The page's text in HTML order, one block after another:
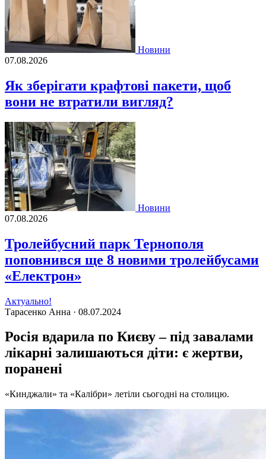
Новини
07.08.2026
Як зберігати крафтові пакети, щоб
вони не втратили вигляд?
Новини
07.08.2026
Тролейбусний парк Тернополя
поповнився ще 8 новими тролейбусами
«Електрон»
Актуально!
Тарасенко Анна · 08.07.2024
Росія вдарила по Києву – під завалами
лікарні залишаються діти: є жертви,
поранені
«Кинджали» та «Калібри» летіли сьогодні на столицю.